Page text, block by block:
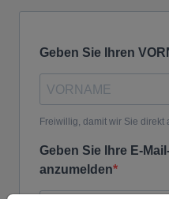
Geben Sie Ihren
Freiwillig, damit wir Sie direkt
Geben Sie Ihre E-
anzumelden